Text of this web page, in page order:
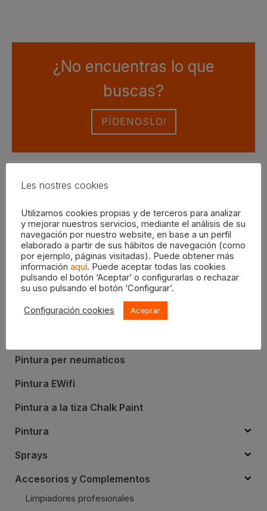
¿No encuentras lo que
buscas?
PÍDENOSLO!
Envíos a España excepto Islas Baleares,
Canarias, Ceuta y Melilla.
PRODUCTES
Sin categorizar
Pintura per neumaticos
Pintura EWifi
Pintura a la tiza Chalk Paint
Pintura
Sprays
Accesorios y Complementos
Limpiadores profesionales
Les nostres cookies
Utilizamos cookies propias y de terceros para analizar
y mejorar nuestros servicios, mediante el análisis de su
navegación por nuestro website, en base a un perfil
elaborado a partir de sus hábitos de navegación (como
por ejemplo, páginas visitadas). Puede obtener más
información aquí. Puede aceptar todas las cookies
pulsando el botón ‘Aceptar’ o configurarlas o rechazar
su uso pulsando el botón ‘Configurar’.
Configuración cookies Aceptar